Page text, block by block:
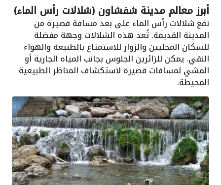
أبرز معالم مدينة شفشاون (شلالات رأس الماء)
تقع شلالات رأس الماء على بعد مسافة قصيرة من
المدينة القديمة. تُعد هذه الشلالات وجهة مفضلة
للسكان المحليين والزوار للاستمتاع بالطبيعة والهواء
النقي. يمكن للزائرين الجلوس بجانب المياه الجارية أو
المشي لمسافات قصيرة لاستكشاف المناظر الطبيعية
المحيطة.